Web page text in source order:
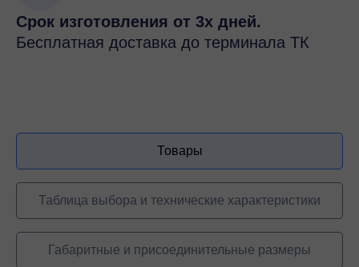
Срок изготовления от 3х дней.
Бесплатная доставка до терминала ТК
Товары
Таблица выбора и технические характеристики
Габаритные и присоединительные размеры